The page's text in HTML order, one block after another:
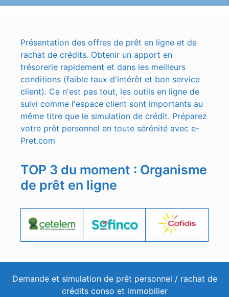
Présentation des offres de prêt en ligne et de
rachat de crédits. Obtenir un apport en
trésorerie rapidement et dans les meilleurs
conditions (faible taux d'intérêt et bon service
client). Ce n'est pas tout, les outils en ligne de
suivi comme l'espace client sont importants au
même titre que le simulation de crédit. Préparez
votre prêt personnel en toute sérénité avec e-
Pret.com
TOP 3 du moment : Organisme
de prêt en ligne
Demande et simulation de prêt personnel / rachat de
crédits conso et immobilier